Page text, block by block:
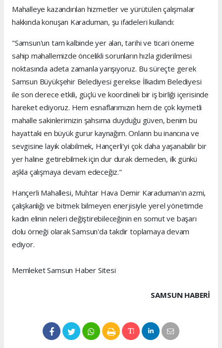
Mahalleye kazandırılan hizmetler ve yürütülen çalışmalar
hakkında konuşan Karaduman, şu ifadeleri kullandı:
"Samsun'un tam kalbinde yer alan, tarihi ve ticari öneme
sahip mahallemizde öncelikli sorunların hızla giderilmesi
noktasında adeta zamanla yarışıyoruz. Bu süreçte gerek
Samsun Büyükşehir Belediyesi gerekse İlkadım Belediyesi
ile son derece etkili, güçlü ve koordineli bir iş birliği içerisinde
hareket ediyoruz. Hem esnaflarımızın hem de çok kıymetli
mahalle sakinlerimizin şahsıma duyduğu güven, benim bu
hayattaki en büyük gurur kaynağım. Onların bu inancına ve
sevgisine layık olabilmek, Hançerli'yi çok daha yaşanabilir bir
yer haline getirebilmek için dur durak demeden, ilk günkü
aşkla çalışmaya devam edeceğiz."
Hançerli Mahallesi, Muhtar Hava Demir Karaduman'ın azmi,
çalışkanlığı ve bitmek bilmeyen enerjisiyle yerel yönetimde
kadın elinin neleri değiştirebileceğinin en somut ve başarı
dolu örneği olarak Samsun'da takdir toplamaya devam
ediyor.
Memleket Samsun Haber Sitesi
SAMSUN HABERİ